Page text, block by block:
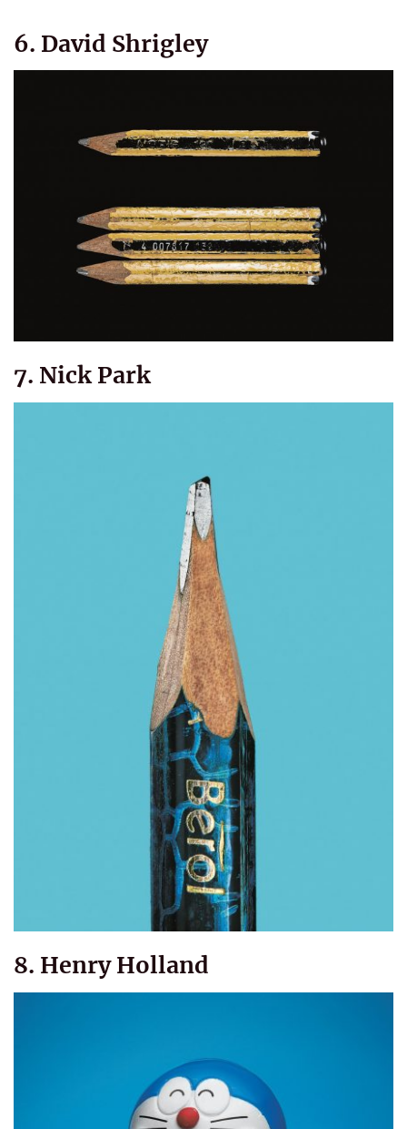
6. David Shrigley
7. Nick Park
8. Henry Holland